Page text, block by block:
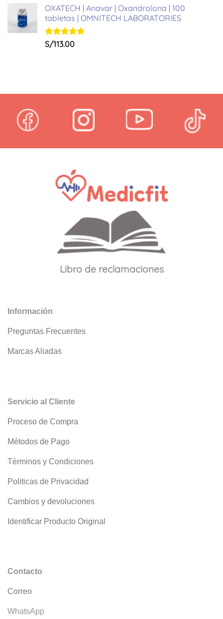
de 5
OXATECH | Anavar | Oxandrolona | 100
tabletas | OMNITECH LABORATORIES
Valorado
S/113.00
Libro de reclamaciones
Información
Preguntas Frecuentes
Marcas Aliadas
Servicio al Cliente
Proceso de Compra
Métodos de Pago
Tèrminos y Condiciones
Politicas de Privacidad
Cambios y devoluciones
Identificar Producto Original
Contacto
Correo
WhatsApp